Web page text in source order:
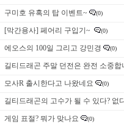
구미호 유혹의 탑 이벤트~ (0)
[막간용사] 페어리 구입기~ (0)
에오스의 100일 그리고 강민경 (0)
길티드래곤 주말 던전은 완전 소중합
모사R 출시한다고 나왔네요 (0)
길티드래곤의 고수가 될 수 있다? 없
게임 표절? 뭐가 맞나요 (0)